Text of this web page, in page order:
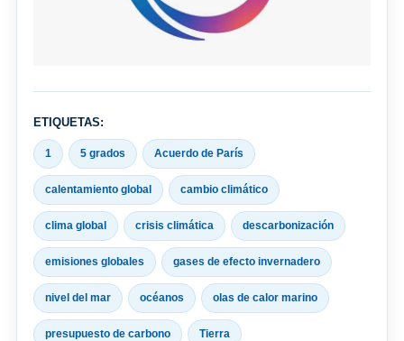
ETIQUETAS:
1 5 grados Acuerdo de París
calentamiento global cambio climático
clima global crisis climática descarbonización
emisiones globales gases de efecto invernadero
nivel del mar océanos olas de calor marino
presupuesto de carbono Tierra